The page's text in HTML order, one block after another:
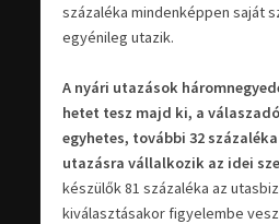
százaléka mindenképpen saját
egyénileg utazik.
A nyári utazások
hetet tesz majd ki, a
egyhetes, további 32
utazásra vállalkozik az idei
készülők 81 százaléka az
kiválasztásakor figyelembe